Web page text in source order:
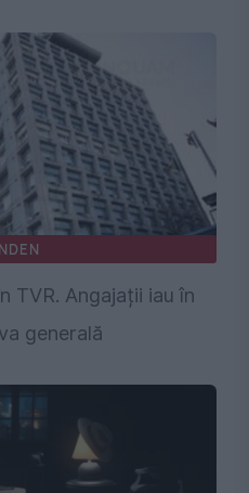
TVR. Angajații iau în
generală